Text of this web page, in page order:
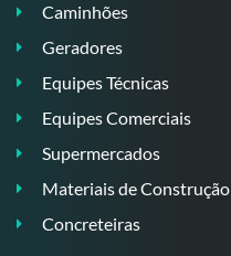
Caminhões
Geradores
Equipes Técnicas
Equipes Comerciais
Supermercados
Materiais de Construção
Concreteiras